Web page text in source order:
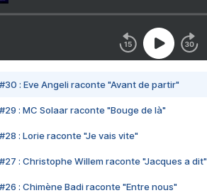
#30 : Eve Angeli raconte "Avant de partir"
#29 : MC Solaar raconte "Bouge de là"
#28 : Lorie raconte "Je vais vite"
#27 : Christophe Willem raconte "Jacques a dit"
#26 : Chimène Badi raconte "Entre nous"